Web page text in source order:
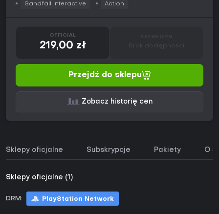
Sandfall Interactive Action
OFFICIAL
219,00 zł Brak dostępności
Przejdź do sklepu
Zobacz historię cen
Sklepy oficjalne Subskrypcje Pakiety O
Sklepy oficjalne (1)
DRM: PlayStation Network